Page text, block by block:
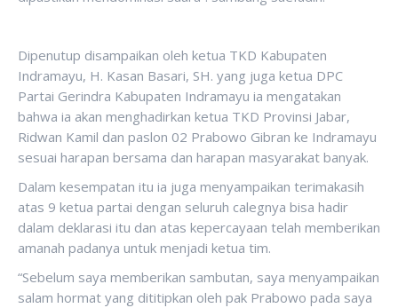
Dipenutup disampaikan oleh ketua TKD Kabupaten
Indramayu, H. Kasan Basari, SH. yang juga ketua DPC
Partai Gerindra Kabupaten Indramayu ia mengatakan
bahwa ia akan menghadirkan ketua TKD Provinsi Jabar,
Ridwan Kamil dan paslon 02 Prabowo Gibran ke Indramayu
sesuai harapan bersama dan harapan masyarakat banyak.
Dalam kesempatan itu ia juga menyampaikan terimakasih
atas 9 ketua partai dengan seluruh calegnya bisa hadir
dalam deklarasi itu dan atas kepercayaan telah memberikan
amanah padanya untuk menjadi ketua tim.
“Sebelum saya memberikan sambutan, saya menyampaikan
salam hormat yang dititipkan oleh pak Prabowo pada saya